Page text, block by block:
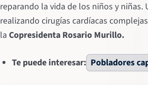
reparando la vida de los niños y niñas.
realizando cirugías cardíacas
la Copresidenta Rosario Murillo.
Te puede interesar: Pobladores